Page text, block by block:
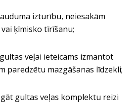
izturību, neiesakām
ķīmisko tīrīšanu;
veļai ieteicams izmantot
paredzētu mazgāšanas līdzekli;
gultas veļas komplektu reizi